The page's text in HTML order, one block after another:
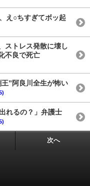
え○ちすぎてボッ起
ストレス発散に壊し
不良で死亡
王”阿良川全生が怖い
れるの？」弁護士
次へ